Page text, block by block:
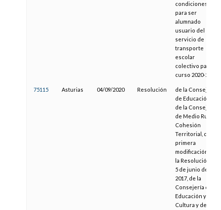
condiciones
para ser
alumnado
usuario del
servicio de
transporte
escolar
colectivo para el
curso 2020-2021
75115 Asturias 04/09/2020 Resolución
de la Consejería
de Educación y
de la Consejería
de Medio Rural y
Cohesión
Territorial, de
primera
modificación de
la Resolución de
5 de junio de
2017, de la
Consejería de
Educación y
Cultura y de la